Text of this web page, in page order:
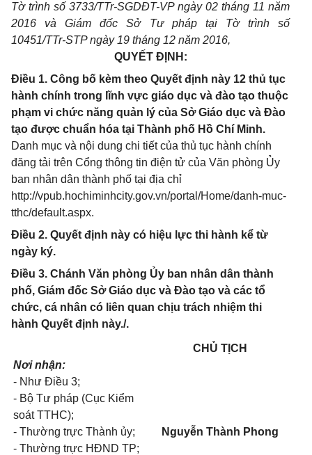
Tờ trình số 3733/TTr-SGDĐT-VP ngày 02 tháng 11 năm
2016 và Giám đốcSở Tư pháp tại Tờ trình số
10451/TTr-STP ngày 19 tháng 12 năm 2016,
QUYẾT ĐỊNH:
Điều 1. Công bố kèm theo Quyết định này 12 thủ tục
hành chính trong lĩnh vực giáo dục và đào tạo thuộc
phạm vi chức năng quản lý của Sở Giáo dục và Đào
tạo được chuẩn hóa tại Thành phố Hồ Chí Minh.
Danh mục và nội dung chi tiết của thủ tục hành chính
đăng tải trên Cổng thông tin điện tử của Văn phòng Ủy
ban nhân dân thành phố tại địa chỉ
http://vpub.hochiminhcity.gov.vn/portal/Home/danh-muc-
tthc/default.aspx.
Điều 2. Quyết định này có hiệu lực thi hành kể từ
ngày ký.
Điều 3. Chánh Văn phòng Ủy ban nhân dân thành
phố, Giám đốc Sở Giáo dục và Đào tạo và các tổ
chức, cá nhân có liên quan chịu trách nhiệm thi
hành Quyết định này./.
Nơi nhận:
- Như Điều 3;
- Bộ Tư pháp (Cục Kiểm
soát TTHC);
- Thường trực Thành ủy;
- Thường trực HĐND TP;
CHỦ TỊCH
Nguyễn Thành Phong